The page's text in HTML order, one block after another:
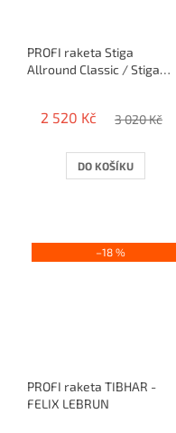
PROFI raketa Stiga
Allround Classic / Stiga
2 520 Kč 3 020 Kč
DO KOŠÍKU
–18 %
PROFI raketa TIBHAR -
FELIX LEBRUN